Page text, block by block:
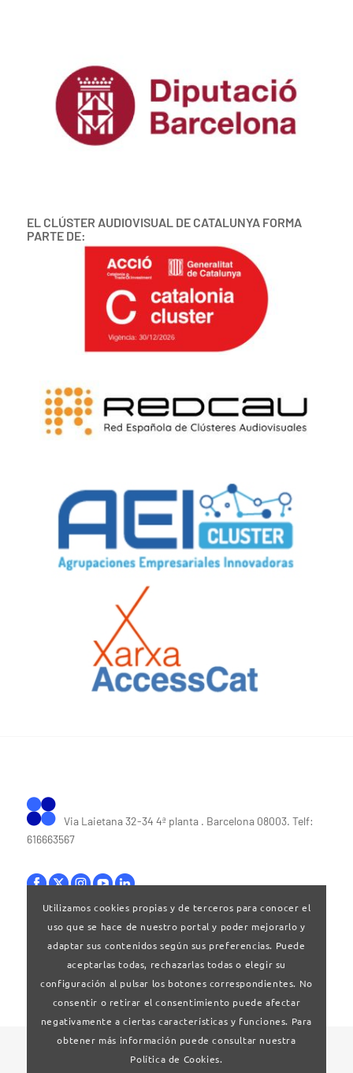
EL CLÚSTER AUDIOVISUAL DE CATALUNYA FORMA
PARTE DE:
Via Laietana 32-34 4ª planta . Barcelona 08003. Telf:
616663567
Bases legales|Política de privacitat
© 2024 Clúster Audiovisual de Catalunya
Utilizamos cookies propias y de terceros para conocer el
uso que se hace de nuestro portal y poder mejorarlo y
adaptar sus contenidos según sus preferencias. Puede
aceptarlas todas, rechazarlas todas o elegir su
configuración al pulsar los botones correspondientes. No
consentir o retirar el consentimiento puede afectar
negativamente a ciertas características y funciones. Para
obtener más información puede consultar nuestra
Política de Cookies.